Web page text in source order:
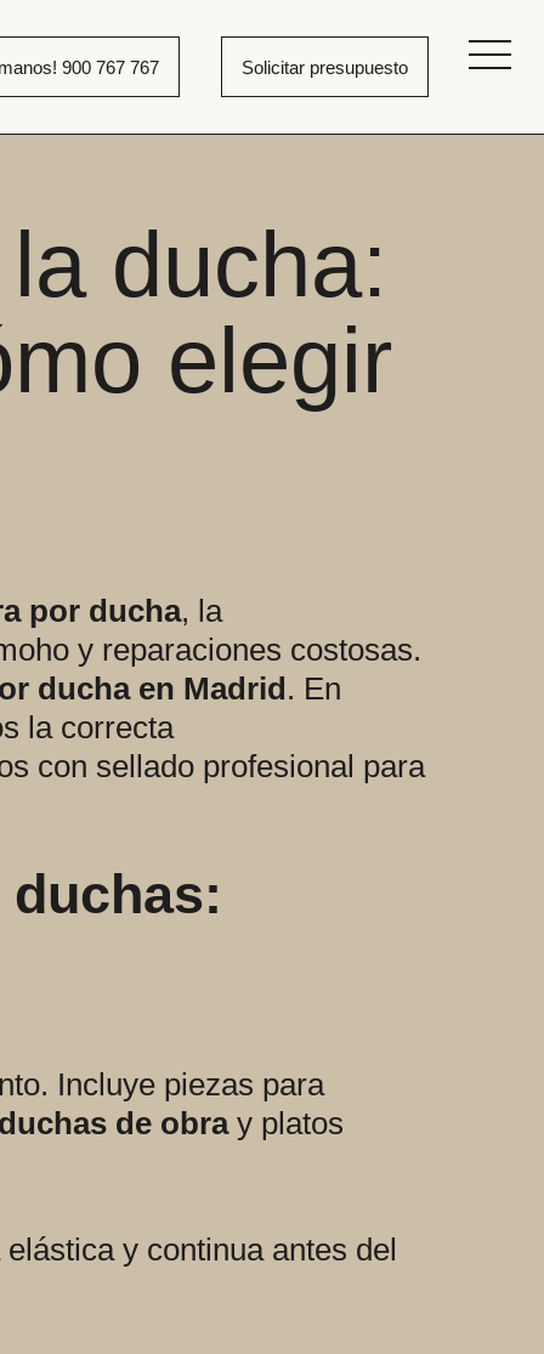
900 767 767 Solicitar presupuesto
ducha:
elegir
por ducha, la
y reparaciones costosas.
ducha en Madrid. En
la correcta
con sellado profesional para
Incluye piezas para
duchas de obray platos
y continua antes del